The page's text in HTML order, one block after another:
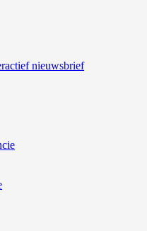
nieuwsbrief